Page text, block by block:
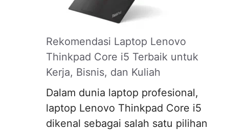
Rekomendasi Laptop Lenovo
Thinkpad Core i5 Terbaik untuk
Kerja, Bisnis, dan Kuliah
Dalam dunia laptop profesional,
laptop Lenovo Thinkpad Core i5
dikenal sebagai salah satu pilihan